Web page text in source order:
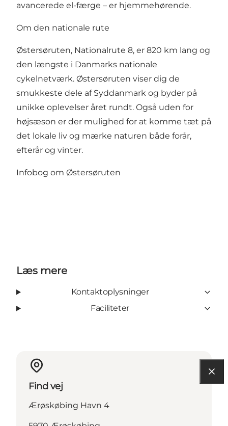
avancerede el-færge – er hjemmehørende.
Om den nationale rute
Østersøruten, Nationalrute 8, er 820 km lang og
den længste i Danmarks nationale
cykelnetværk. Østersøruten viser dig de
smukkeste dele af Syddanmark og byder på
unikke oplevelser året rundt. Også uden for
højsæson er der mulighed for at komme tæt på
det lokale liv og mærke naturen både forår,
efterår og vinter.
Infobog om Østersøruten
Læs mere
Kontaktoplysninger
Faciliteter
Find vej
Ærøskøbing Havn 4